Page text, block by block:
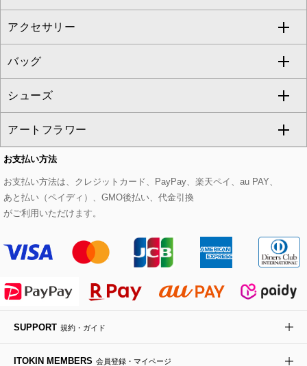
al'aise modulation
GEORGES RECH
GIANNI LO GIUDICE
CHRISTIAN AUJARD
CHRISTIAN AUJARD Lサイズ
eur3
Maison de CINQ
MK MICHEL KLEIN BAG
HIROKO KOSHINO
re:edition project 165
ベスト・ジレ
パーカー
タンクトップ・キャミソール
スウェット・ジャージー
その他のトップス
その他のワンピース・ドレス
ハーフ・ショート丈パンツ
サロペット・オールインワン
その他のパンツ
ミモレ丈スカート
ショート・ミニ丈スカート
その他のスカート
ノーカラージャケット
セットアップ
セットアップジャケット
セットアップパンツ
セットアップスカート
セットアップワンピース
トレンチコート
ピーコート
ダッフルコート
チェスターコート
モッズコート
ステンカラーコート
ライダースジャケット
デニムジャケット
ダウンジャケット・コート
すべてのグッズ・小物
マスク
ストール・マフラー・スヌード
ベルト・サスペンダー
帽子
ヘアアクセサリー
ハンカチ・バンダナ
手袋
チャーム・ストラップ
アクセサリー
すべてのアクセサリー
ネックレス
ピアス・イヤリング
ブレスレット・バングル
ブローチ・コサージュ
バッグ
すべてのバッグ
トートバッグ
ショルダーバッグ
ボストンバッグ
バックパック・リュック
ボディバッグ・メッセンジャーバッグ
トラベルバッグ
シューズ
すべてのシューズ
パンプス
スニーカー
フラットシューズ
ローファー
ドレスシューズ
アートフラワー
すべてのアートフラワー
ローズ
カサブランカ・カラー
ラナンキュラス
ポプリアレンジ＆フレグランス
お支払い方法
お支払い方法は、クレジットカード、PayPay、楽天ペイ、au PAY、
あと払い（ペイディ）、GMO後払い、代金引換
がご利用いただけます。
SUPPORT 規約・ガイド
ITOKIN MEMBERS 会員登録・マイページ